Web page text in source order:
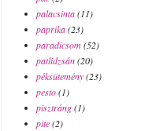
palacsinta(11)
paprika(23)
paradicsom(52)
patlidzsán(20)
péksütemény(23)
pesto(1)
pisztráng(1)
pite(2)